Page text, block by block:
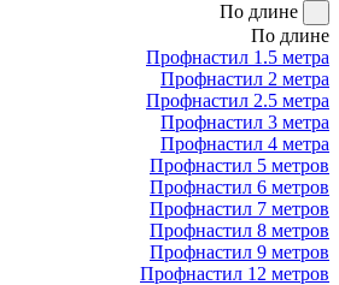
По длине
По длине
Профнастил 1.5 метра
Профнастил 2 метра
Профнастил 2.5 метра
Профнастил 3 метра
Профнастил 4 метра
Профнастил 5 метров
Профнастил 6 метров
Профнастил 7 метров
Профнастил 8 метров
Профнастил 9 метров
Профнастил 12 метров